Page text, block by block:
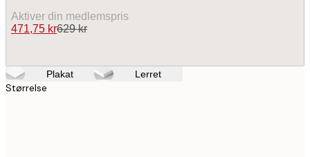
Aktiver din medlemspris
471,75 kr629 kr
Plakat Lerret
Størrelse